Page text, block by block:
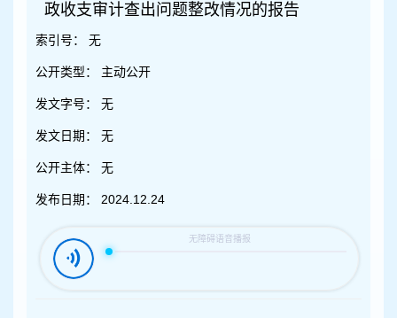
政收支审计查出问题整改情况的报告
索引号： 无
公开类型： 主动公开
发文字号： 无
发文日期： 无
公开主体： 无
发布日期： 2024.12.24